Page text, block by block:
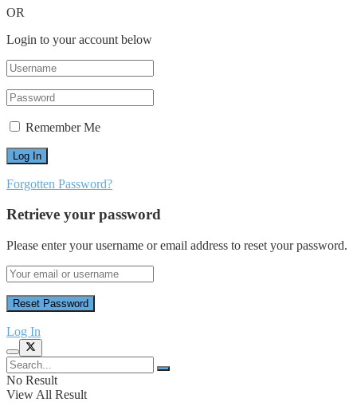
OR
Login to your account below
Remember Me
Forgotten Password?
Retrieve your password
Please enter your username or email address to reset your password.
Log In
No Result
View All Result